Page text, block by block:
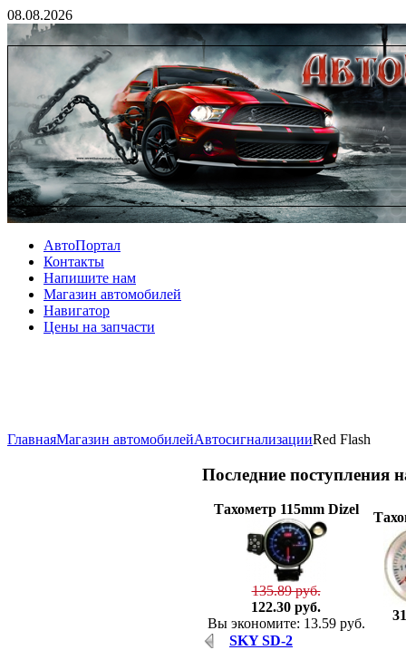
08.08.2026
АвтоПортал
Контакты
Напишите нам
Магазин автомобилей
Навигатор
Цены на запчасти
ГлавнаяМагазин автомобилейАвтосигнализацииRed Flash
Последние поступления
Тахометр 115mm Dizel
135.89 руб.
122.30 руб.
Вы экономите: 13.59 руб.
SKY SD-2